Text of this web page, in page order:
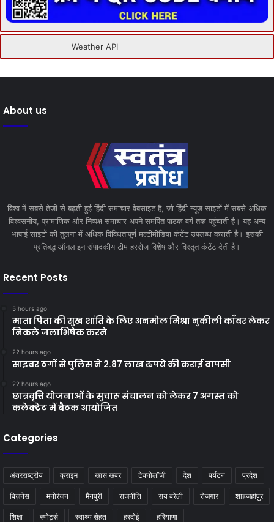
About us
विश्व में सबसे तेजी से बढ़ती हुई हिंदी समाचार वेबसाइट है, जो हिंदी न्यूज साइटों में सबसे अधिक
विश्वसनीय, प्रामाणिक और निष्पक्ष समाचार अपने समर्पित पाठक वर्ग तक पहुंचाती है। यह अन्य
भाषाई साइटों की तुलना में अधिक विविधतापूर्ण मल्टीमीडिया कंटेंट उपलब्ध कराती है। इसकी
प्रतिबद्ध ऑनलाइन संपादकीय टीम हररोज विशेष और विस्तृत कंटेंट देती है।
Recent Posts
5 hours ago
माता पिता की सुख शांति के लिए अनमोल मिश्रा नुकीली काँवर लेकर
निकले जलाभिषेक करने
22 hours ago
साइबर ठगों से पुलिस ने 2.87 लाख रुपये की कराई वापसी
22 hours ago
छात्रवृत्ति योजनाओं के सुचारू संचालन को लेकर 7 अगस्त को
कलेक्ट्रेट में बैठक आयोजित
Categories
अंतरराष्ट्रीय क्राइम खास खबर टेक्नोलॉजी देश पर्यटन प्रदेश
बिज़नेस मनोरंजन मैनपुरी राजनीति राय बरेली रोजगार शाहजहांपुर
शिक्षा स्पोर्ट्स स्वाथ्य सेहत हरदोई हरियाणा